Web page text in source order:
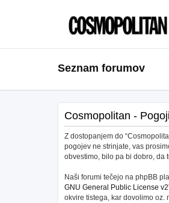
Seznam forumov
Cosmopolitan -
Z dostopanjem do
pogojev ne strinjate, vas
obvestimo, bilo pa bi dobro, da
Naši forumi tečejo na phpBB
GNU General Public License v2
okvire tistega, kar dovolimo oz.